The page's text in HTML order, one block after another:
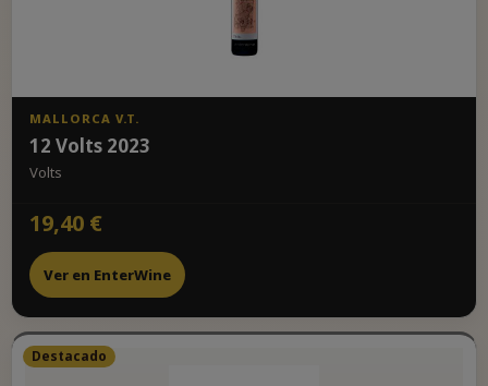
MALLORCA V.T.
12 Volts 2023
Volts
19,40 €
Ver en EnterWine
Destacado